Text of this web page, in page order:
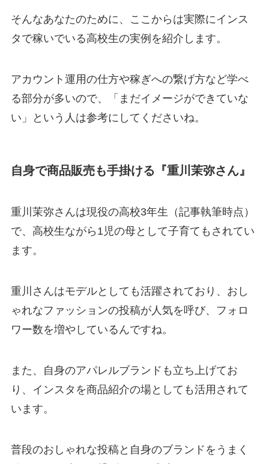
そんなあなたのために、ここからは実際にインス
タで稼いでいる高校生の実例を紹介します。
アカウント運用の仕方や稼ぎへの繋げ方など学べ
る部分が多いので、「まだイメージができていな
い」という人は参考にしてくださいね。
自身で商品販売も手掛ける『重川茉弥さん』
重川茉弥さんは現役の高校3年生（記事執筆時点）
で、高校生ながら1児の母として子育てもされてい
ます。
重川さんはモデルとしても活躍されており、おし
ゃれなファッションの投稿が人気を呼び、フォロ
ワー数を増やしているんですね。
また、自身のアパレルブランドも立ち上げてお
り、インスタを商品紹介の場としても活用されて
います。
普段のおしゃれな投稿と自身のブランドをうまく